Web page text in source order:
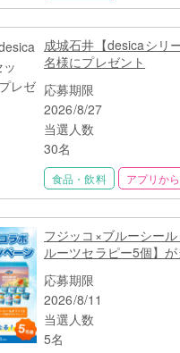
成城石井【desicaシリ
名様にプレゼント
応募期限
2026/8/27
当選人数
30名
食品・飲料 アプリか
フジッコ×ブルーシー
ルーツセラピー5個】
応募期限
2026/8/11
当選人数
5名